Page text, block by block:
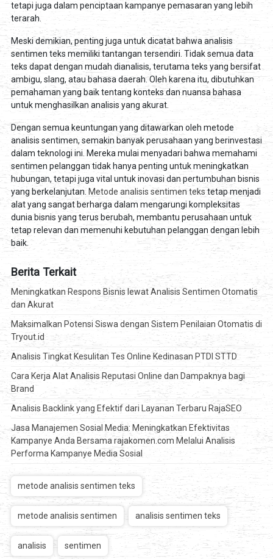
tetapi juga dalam penciptaan kampanye pemasaran yang lebih
terarah.
Meski demikian, penting juga untuk dicatat bahwa analisis
sentimen teks memiliki tantangan tersendiri. Tidak semua data
teks dapat dengan mudah dianalisis, terutama teks yang bersifat
ambigu, slang, atau bahasa daerah. Oleh karena itu, dibutuhkan
pemahaman yang baik tentang konteks dan nuansa bahasa
untuk menghasilkan analisis yang akurat.
Dengan semua keuntungan yang ditawarkan oleh metode
analisis sentimen, semakin banyak perusahaan yang berinvestasi
dalam teknologi ini. Mereka mulai menyadari bahwa memahami
sentimen pelanggan tidak hanya penting untuk meningkatkan
hubungan, tetapi juga vital untuk inovasi dan pertumbuhan bisnis
yang berkelanjutan. Metode analisis sentimen teks tetap menjadi
alat yang sangat berharga dalam mengarungi kompleksitas
dunia bisnis yang terus berubah, membantu perusahaan untuk
tetap relevan dan memenuhi kebutuhan pelanggan dengan lebih
baik.
Berita Terkait
Meningkatkan Respons Bisnis lewat Analisis Sentimen Otomatis
dan Akurat
Maksimalkan Potensi Siswa dengan Sistem Penilaian Otomatis di
Tryout.id
Analisis Tingkat Kesulitan Tes Online Kedinasan PTDI STTD
Cara Kerja Alat Analisis Reputasi Online dan Dampaknya bagi
Brand
Analisis Backlink yang Efektif dari Layanan Terbaru RajaSEO
Jasa Manajemen Sosial Media: Meningkatkan Efektivitas
Kampanye Anda Bersama rajakomen.com Melalui Analisis
Performa Kampanye Media Sosial
metode analisis sentimen teks
metode analisis sentimen analisis sentimen teks
analisis sentimen